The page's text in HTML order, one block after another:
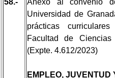
Universidad de
prácticas
Facultad de
(Expte. 4.612/2023)
EMPLEO, JUVENTUD